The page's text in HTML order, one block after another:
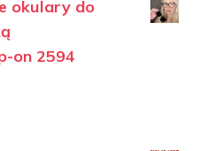
okulary do
on 2594